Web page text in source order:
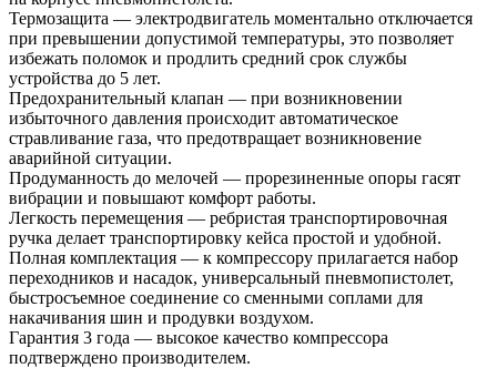
Термозащита — электродвигатель моментально отключается
при превышении допустимой температуры, это позволяет
избежать поломок и продлить средний срок службы
устройства до 5 лет.
Предохранительный клапан — при возникновении
избыточного давления происходит автоматическое
стравливание газа, что предотвращает возникновение
аварийной ситуации.
Продуманность до мелочей — прорезиненные опоры гасят
вибрации и повышают комфорт работы.
Легкость перемещения — ребристая транспортировочная
ручка делает транспортировку кейса простой и удобной.
Полная комплектация — к компрессору прилагается набор
переходников и насадок, универсальный пневмопистолет,
быстросъемное соединение со сменными соплами для
накачивания шин и продувки воздухом.
Гарантия 3 года — высокое качество компрессора
подтверждено производителем.